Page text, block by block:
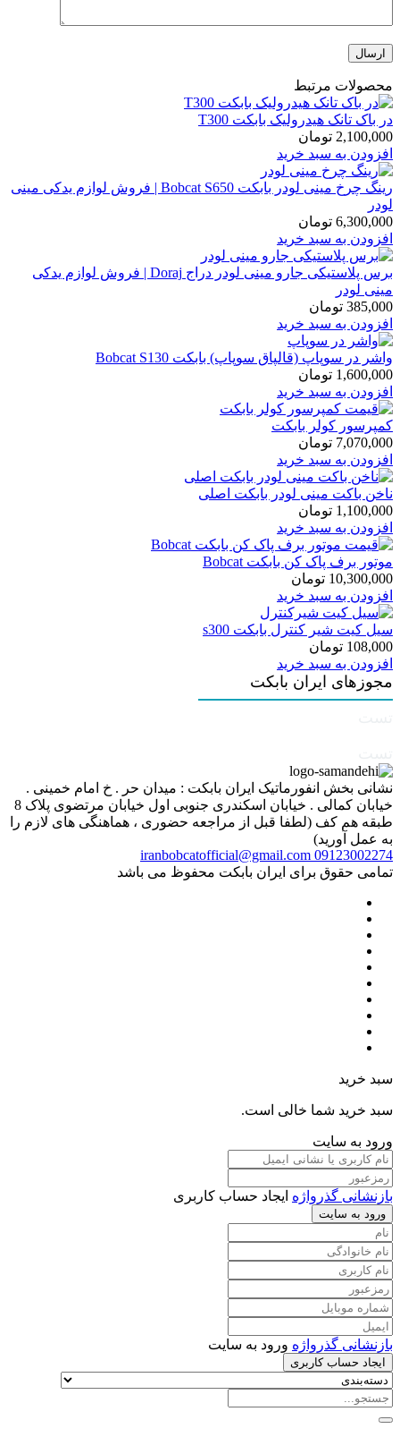
محصولات مرتبط
در باک تانک هیدرولیک بابکت T300
2,100,000 تومان
افزودن به سبد خرید
رینگ چرخ مینی لودر بابکت Bobcat S650 | فروش لوازم یدکی مینی
لودر
6,300,000 تومان
افزودن به سبد خرید
برس پلاستیکی جارو مینی لودر دراج Doraj | فروش لوازم یدکی
مینی لودر
385,000 تومان
افزودن به سبد خرید
واشر در سوپاپ (قالپاق سوپاپ) بابکت Bobcat S130
1,600,000 تومان
افزودن به سبد خرید
کمپرسور کولر بابکت
7,070,000 تومان
افزودن به سبد خرید
ناخن باکت مینی لودر بابکت اصلی
1,100,000 تومان
افزودن به سبد خرید
موتور برف پاک کن بابکت Bobcat
10,300,000 تومان
افزودن به سبد خرید
سیل کیت شیر کنترل بابکت s300
108,000 تومان
افزودن به سبد خرید
مجوزهای ایران بابکت
نشانی بخش انفورماتیک ایران بابکت : میدان حر . خ امام خمینی .
خیابان کمالی . خیابان اسکندری جنوبی اول خیابان مرتضوی پلاک 8
طبقه هم کف (لطفا قبل از مراجعه حضوری ، هماهنگی های لازم را
به عمل آورید)
09123002274
iranbobcatofficial@gmail.com
تمامی حقوق برای ایران بابکت محفوظ می باشد
سبد خرید
سبد خرید شما خالی است.
ورود به سایت
بازنشانی گذرواژه ایجاد حساب کاربری
ورود به سایت
بازنشانی گذرواژه ورود به سایت
ایجاد حساب کاربری